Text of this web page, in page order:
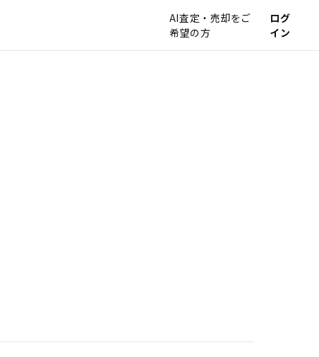
AI査定・売却をご
希望の方
ログ
イン